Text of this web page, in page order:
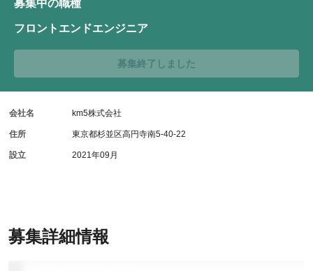
募集詳細情報
募集中の職種
フロントエンドエンジニア
募集終了しました
会社名 km5株式会社
住所 東京都杉並区高円寺南5-40-22
設立 2021年09月